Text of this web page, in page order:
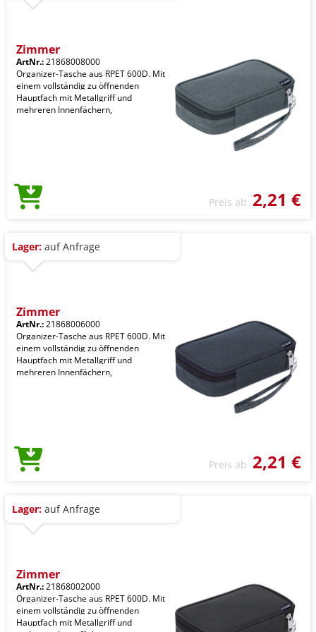
Zimmer
ArtNr.:21868008000
Organizer-Tasche aus RPET 600D. Mit
einem vollständig zu öffnenden
Hauptfach mit Metallgriff und
mehreren Innenfächern,
Preis ab 2,21 €
Lager: auf Anfrage
Zimmer
ArtNr.:21868006000
Organizer-Tasche aus RPET 600D. Mit
einem vollständig zu öffnenden
Hauptfach mit Metallgriff und
mehreren Innenfächern,
Preis ab 2,21 €
Lager: auf Anfrage
Zimmer
ArtNr.:21868002000
Organizer-Tasche aus RPET 600D. Mit
einem vollständig zu öffnenden
Hauptfach mit Metallgriff und